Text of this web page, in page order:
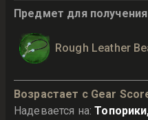
Предмет для
Rough Leather
Возрастает с Gear
Надевается на: